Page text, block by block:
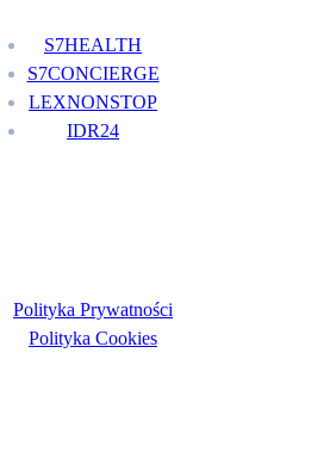
S7HEALTH
S7CONCIERGE
LEXNONSTOP
IDR24
Polityka Prywatności
Polityka Cookies